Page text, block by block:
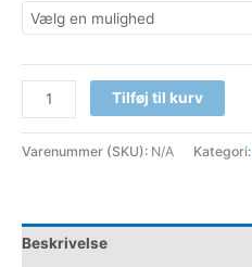
Tilføj til kurv
Varenummer (SKU): N/A Kategori:
Beskrivelse